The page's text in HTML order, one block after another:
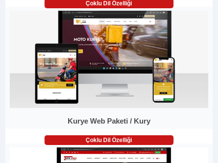
Çoklu Dil Özelliği
Kurye Web Paketi / Kury
Çoklu Dil Özelliği